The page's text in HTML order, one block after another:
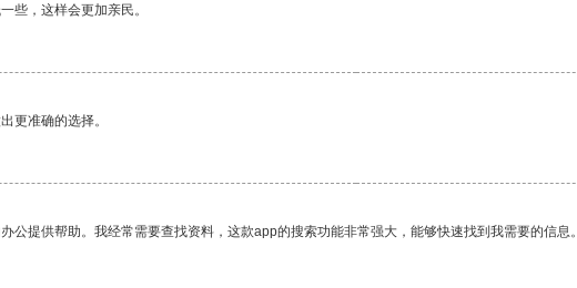
些，这样会更加亲民。
更准确的选择。
公提供帮助。我经常需要查找资料，这款app的搜索功能非常强大，能够快速找到我需要的信息。